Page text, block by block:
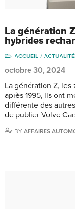
La génération
hybrides
ACCUEIL ACTUALITÉ
octobre 30, 2024
La génération Z,
après 1995, ils ont
différente des
de publier Volvo
BY AFFAIRES